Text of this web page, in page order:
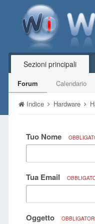
Sezioni principali
Forum Calendario
Indice Hardware
Tuo Nome
Tua Email
Oggetto